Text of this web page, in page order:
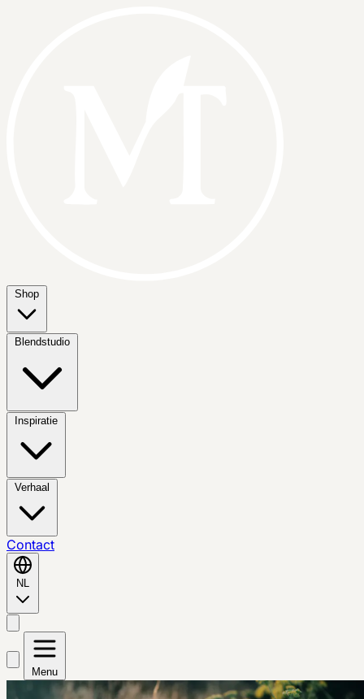
Shop
Blendstudio
Inspiratie
Verhaal
Contact
NL
Menu